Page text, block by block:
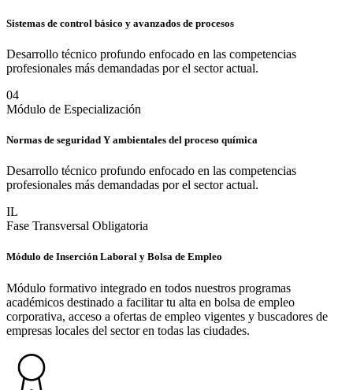
Sistemas de control básico y avanzados de procesos
Desarrollo técnico profundo enfocado en las competencias
profesionales más demandadas por el sector actual.
04
Módulo de Especialización
Normas de seguridad Y ambientales del proceso química
Desarrollo técnico profundo enfocado en las competencias
profesionales más demandadas por el sector actual.
IL
Fase Transversal Obligatoria
Módulo de Inserción Laboral y Bolsa de Empleo
Módulo formativo integrado en todos nuestros programas
académicos destinado a facilitar tu alta en bolsa de empleo
corporativa, acceso a ofertas de empleo vigentes y buscadores de
empresas locales del sector en todas las ciudades.